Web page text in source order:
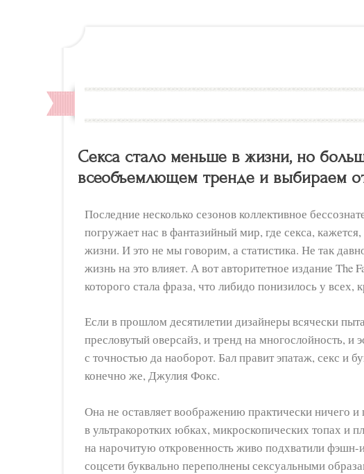
Секса стало меньше в жизни, но
всеобъемлющем тренде и выбираем
Последние несколько сезонов коллективное
погружает нас в фантазийный мир, где секса,
жизни. И это не мы говорим, а статистика. Не так
жизнь на это влияет. А вот авторитетное издание The
которого стала фраза, что либидо понизилось у
Если в прошлом десятилетии дизайнеры всячески
пресловутый оверсайз, и тренд на многослойность, и
с точностью да наоборот. Бал правит эпатаж, секс и
конечно же, Джулия Фокс.
Она не оставляет воображению практически ничего
в ультракоротких юбках, микроскопических топах и
на нарочитую откровенность живо подхватили
соцсети буквально переполнены сексуальными